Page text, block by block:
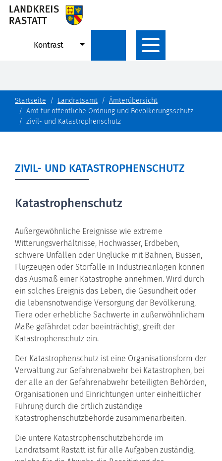
Kontrast
Startseite Landratsamt
Ämterübersicht
Amt für öffentliche Ordnung und Bevölkerungsschutz
Zivil- und Katastrophenschutz
ZIVIL- UND KATASTROPHENSCHUTZ
Katastrophenschutz
Außergewöhnliche Ereignisse wie extreme
Witterungsverhältnisse, Hochwasser, Erdbeben,
schwere Unfällen oder Unglücke mit Bahnen, Bussen,
Flugzeugen oder Störfälle in Industrieanlagen können
das Ausmaß einer Katastrophe annehmen. Wird durch
ein solches Ereignis das Leben, die Gesundheit oder
die lebensnotwendige Versorgung der Bevölkerung,
Tiere oder erhebliche Sachwerte in außerwöhnlichem
Maße gefährdet oder beeinträchtigt, greift der
Katastrophenschutz ein.
Der Katastrophenschutz ist eine Organisationsform der
Verwaltung zur Gefahrenabwehr bei Katastrophen, bei
der alle an der Gefahrenabwehr beteiligten Behörden,
Organisationen und Einrichtungen unter einheitlicher
Führung durch die örtlich zuständige
Katastrophenschutzbehörde zusammenarbeiten.
Die untere Katastrophenschutzbehörde im
Landratsamt Rastatt ist für alle Aufgaben zuständig,